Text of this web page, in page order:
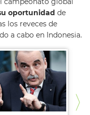
oportunidad de
los reveces de
a cabo en Indonesia.